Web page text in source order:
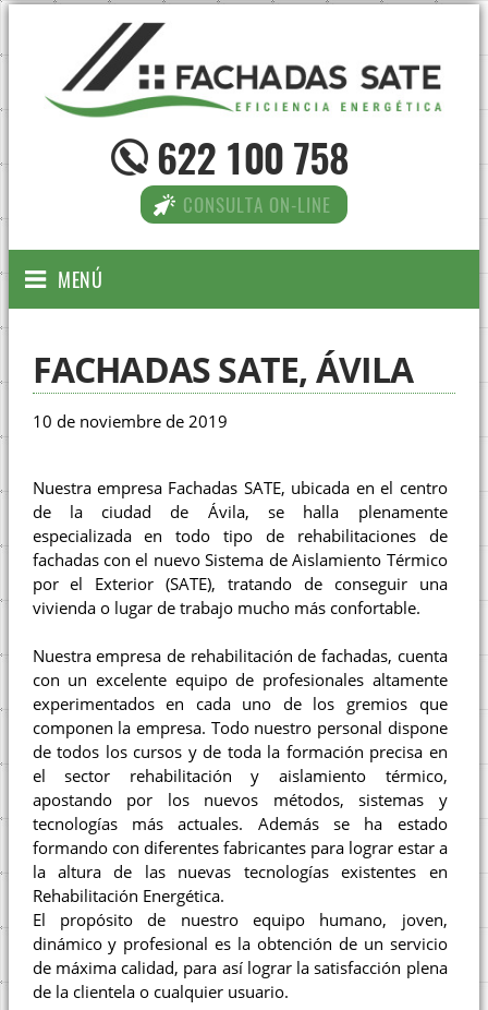
622 100 758
CONSULTA ON-LINE
MENÚ
FACHADAS SATE, ÁVILA
10 de noviembre de 2019
Nuestra empresa Fachadas SATE, ubicada en el centro
de la ciudad de Ávila, se halla plenamente
especializada en todo tipo de rehabilitaciones de
fachadas con el nuevo Sistema de Aislamiento Térmico
por el Exterior (SATE), tratando de conseguir una
vivienda o lugar de trabajo mucho más confortable.
Nuestra empresa de rehabilitación de fachadas, cuenta
con un excelente equipo de profesionales altamente
experimentados en cada uno de los gremios que
componen la empresa. Todo nuestro personal dispone
de todos los cursos y de toda la formación precisa en
el sector rehabilitación y aislamiento térmico,
apostando por los nuevos métodos, sistemas y
tecnologías más actuales. Además se ha estado
formando con diferentes fabricantes para lograr estar a
la altura de las nuevas tecnologías existentes en
Rehabilitación Energética.
El propósito de nuestro equipo humano, joven,
dinámico y profesional es la obtención de un servicio
de máxima calidad, para así lograr la satisfacción plena
de la clientela o cualquier usuario.